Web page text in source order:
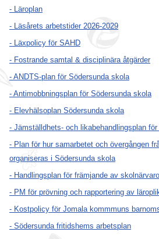
- Läroplan
- Läsårets arbetstider 2026-2029
- Läxpolicy för SAHD
- Fostrande samtal & disciplinära åtgärder
- ANDTS-plan för Södersunda skola
- Antimobbningsplan för Södersunda skola
- Elevhälsoplan Södersunda skola
- Jämställdhets- och likabehandlingsplan
- Plan för hur samarbetet och övergången
organiseras i Södersunda skola
- Handlingsplan för främjande av skolnärvaro
- PM för prövning och rapportering av
- Kostpolicy för Jomala kommmuns
- Södersunda fritidshems arbetsplan